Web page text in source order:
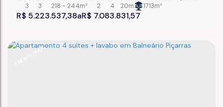
R$ 5.223.537,38 R$ 7.083.831,57
Santa Catarina, Brasil
3 4
218 ~ 244m²
3 2 20m 1713m²
FRENTE MAR